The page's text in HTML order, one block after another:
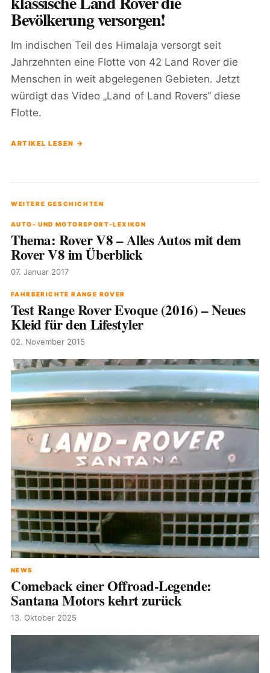
Bevölkerung versorgen!
Im indischen Teil des Himalaja versorgt seit
Jahrzehnten eine Flotte von 42 Land Rover die
Menschen in weit abgelegenen Gebieten. Jetzt
würdigt das Video „Land of Land Rovers“ diese
Flotte.
ARTIKEL LESEN →
WEITERE GESCHICHTEN
AUTO- UND MOTORSPORT-LEXIKON
Thema: Rover V8 – Alles Autos mit dem
Rover V8 im Überblick
07. Januar 2017
FAHRBERICHTE RANGE ROVER
Test Range Rover Evoque (2016) – Neues
Kleid für den Lifestyler
02. November 2015
NEWS
Comeback einer Offroad-Legende:
Santana Motors kehrt zurück
13. Oktober 2025